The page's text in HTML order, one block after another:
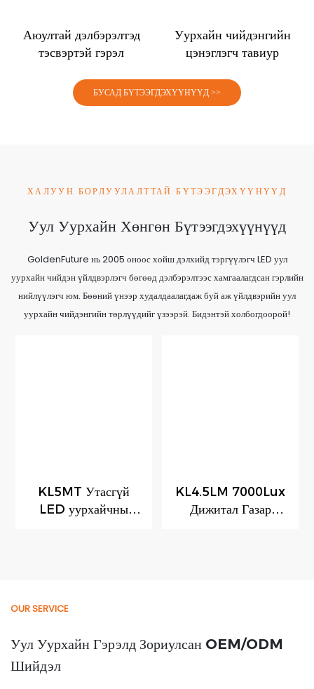
Аюултай дэлбэрэлтэд
тэсвэртэй гэрэл
Уурхайн чийдэнгийн
цэнэглэгч тавиур
БУСАД БҮТЭЭГДЭХҮҮНҮҮД >>
ХАЛУУН БОРЛУУЛАЛТТАЙ БҮТЭЭГДЭХҮҮНҮҮД
Уул Уурхайн Хөнгөн Бүтээгдэхүүнүүд
GoldenFuture нь 2005 оноос хойш дэлхийд тэргүүлэгч LED уул
уурхайн чийдэн үйлдвэрлэгч бөгөөд дэлбэрэлтээс хамгаалагдсан гэрлийн
нийлүүлэгч юм. Бөөний үнээр худалдаалагдаж буй аж үйлдвэрийн уул
уурхайн чийдэнгийн төрлүүдийг үзээрэй. Бидэнтэй холбогдоорой!
KL5MT Утасгүй
LED уурхайчны
KL4.5LM 7000Lux
Дижитал Газар
OUR SERVICE
Уул Уурхайн Гэрэлд Зориулсан OEM/ODM
Шийдэл